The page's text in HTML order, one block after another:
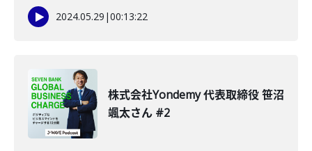
2024.05.29 |00:13:22
株式会社Yondemy 代表取締役 笹沼
颯太さん #2